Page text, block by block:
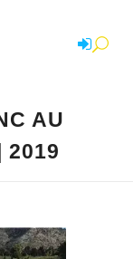
AU
2019